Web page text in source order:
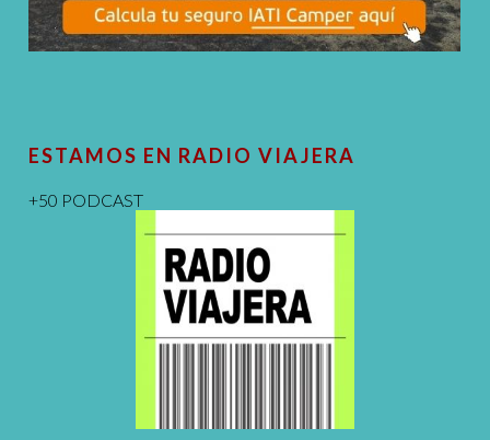
ESTAMOS EN RADIO VIAJERA
+50 PODCAST